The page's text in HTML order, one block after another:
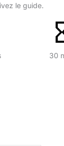
le guide.
30